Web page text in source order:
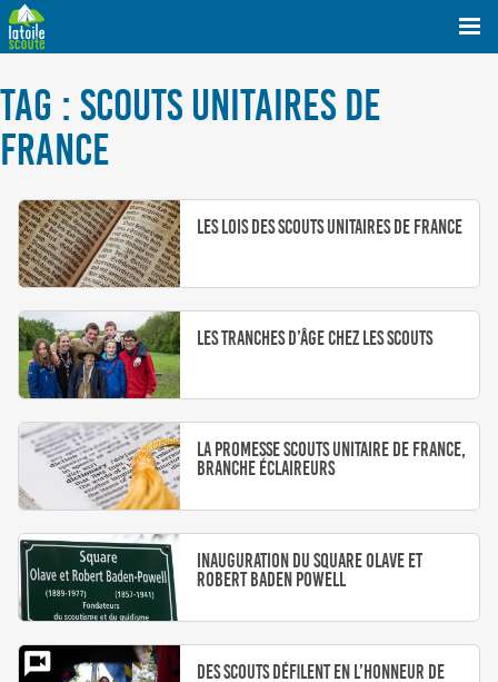
TAG : SCOUTS UNITAIRES DE
FRANCE
Les Lois des Scouts Unitaires de France
Les tranches d’âge chez les scouts
La promesse Scouts Unitaire de France,
branche éclaireurs
Inauguration du square Olave et
Robert Baden Powell
Des scouts défilent en l’honneur de